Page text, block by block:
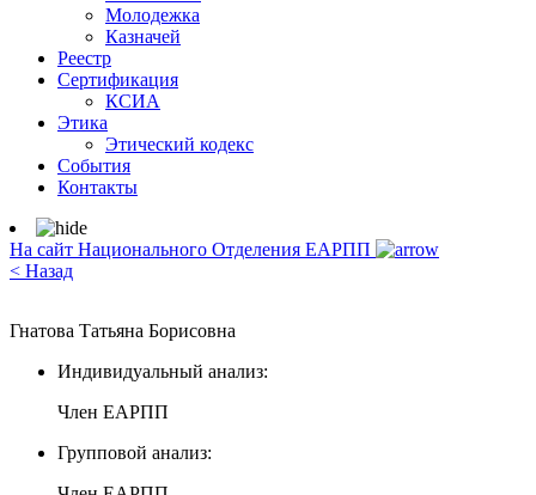
Молодежка
Казначей
Реестр
Сертификация
КСИА
Этика
Этический кодекс
События
Контакты
На сайт Национального Отделения ЕАРПП
< Назад
Гнатова Татьяна Борисовна
Индивидуальный анализ:
Член ЕАРПП
Групповой анализ: